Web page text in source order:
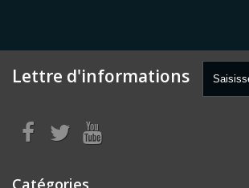
Lettre d'informations
Catégories